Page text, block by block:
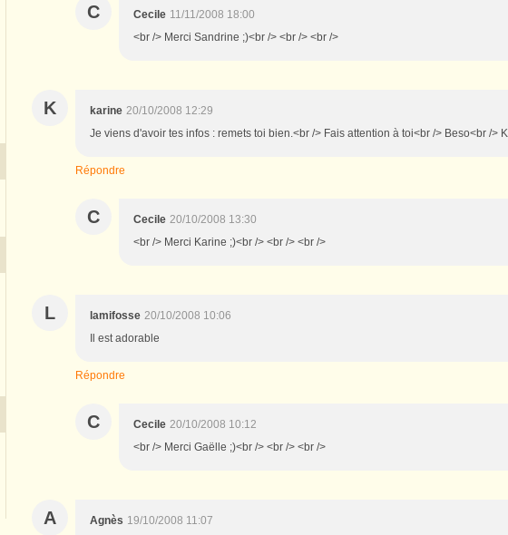
C Cecile 11/11/2008 18:00
<br /> Merci Sandrine ;)<br /> <br /> <br />
K karine 20/10/2008 12:29
Je viens d'avoir tes infos : remets toi bien.<br /> Fais attention à toi<br /> Beso<br /> K
Répondre
C Cecile 20/10/2008 13:30
<br /> Merci Karine ;)<br /> <br /> <br />
L lamifosse 20/10/2008 10:06
Il est adorable
Répondre
C Cecile 20/10/2008 10:12
<br /> Merci Gaëlle ;)<br /> <br /> <br />
A Agnès 19/10/2008 11:07